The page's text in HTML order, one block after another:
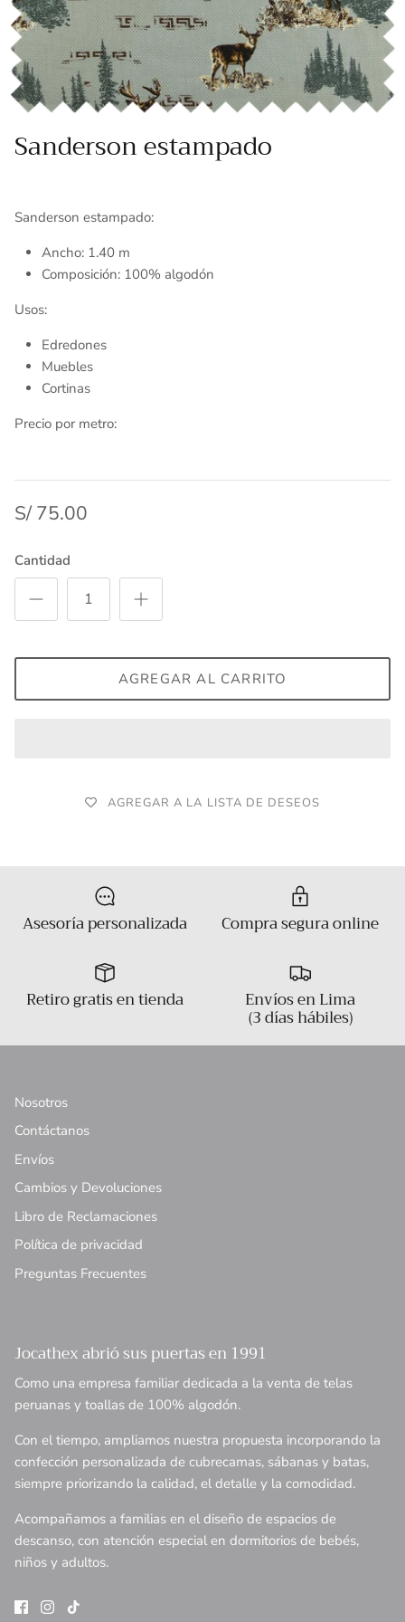
Toallas
Vinil adhesivo
Varios
Essenza - Darwin Arcos
Sanderson estampado
Sanderson estampado:
Ancho: 1.40 m
Composición: 100% algodón
Usos:
Edredones
Muebles
Cortinas
Precio por metro:
S/ 75.00
Cantidad
AGREGAR AL CARRITO
AGREGAR A LA LISTA DE DESEOS
Asesoría personalizada Compra segura online
Retiro gratis en tienda Envíos en Lima
(3 días hábiles)
Nosotros
Contáctanos
Envíos
Cambios y Devoluciones
Libro de Reclamaciones
Política de privacidad
Preguntas Frecuentes
Jocathex abrió sus puertas en 1991
Como una empresa familiar dedicada a la venta de telas
peruanas y toallas de 100% algodón.
Con el tiempo, ampliamos nuestra propuesta incorporando la
confección personalizada de cubrecamas, sábanas y batas,
siempre priorizando la calidad, el detalle y la comodidad.
Acompañamos a familias en el diseño de espacios de
descanso, con atención especial en dormitorios de bebés,
niños y adultos.